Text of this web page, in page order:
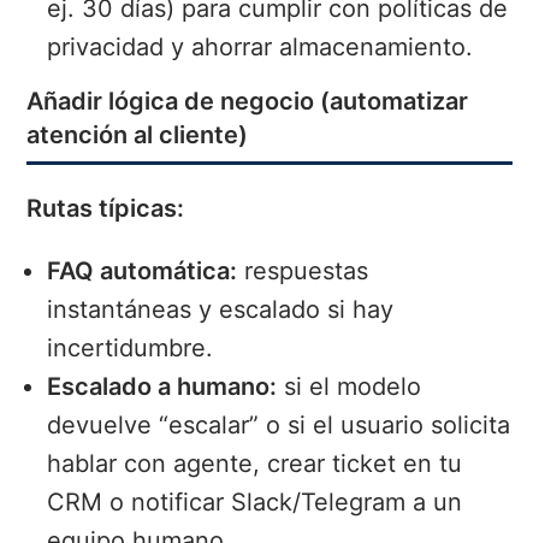
ej. 30 días) para cumplir con políticas de
privacidad y ahorrar almacenamiento.
Añadir lógica de negocio (automatizar
atención al cliente)
Rutas típicas:
FAQ automática: respuestas
instantáneas y escalado si hay
incertidumbre.
Escalado a humano: si el modelo
devuelve “escalar” o si el usuario solicita
hablar con agente, crear ticket en tu
CRM o notificar Slack/Telegram a un